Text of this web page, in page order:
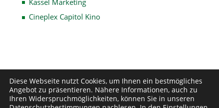
Cineplex Capitol Kino
Impressum Datenschutz
Disclaimer
Kontakt
Diese Webseite nutzt Cookies, um Ihnen ein bestmögliches
Angebot zu präsentieren. Nähere Informationen, auch zu
Ihren Widerspruchmöglichkeiten, können Sie in unseren